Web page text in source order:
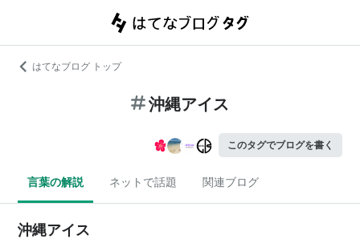
はてなブログ トップ
沖縄アイス
このタグでブログを書く
言葉の解説 ネットで話題 関連ブログ
沖縄アイス